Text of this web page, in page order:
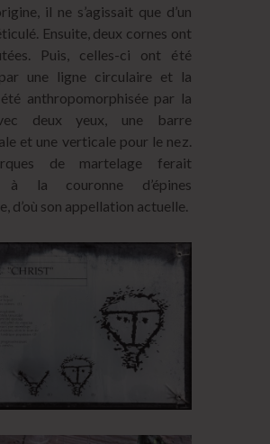
il ne s’agissait que d’un
Ensuite, deux cornes ont
Puis, celles-ci ont été
une ligne circulaire et la
anthropomorphisée par la
deux yeux, une barre
et une verticale pour le nez.
de martelage ferait
à la couronne d’épines
d’où son appellation actuelle.